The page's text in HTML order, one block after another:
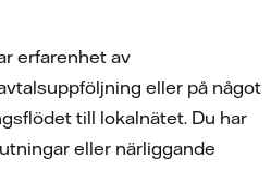
erfarenhet av
eller på något
till lokalnätet. Du har
eller närliggande